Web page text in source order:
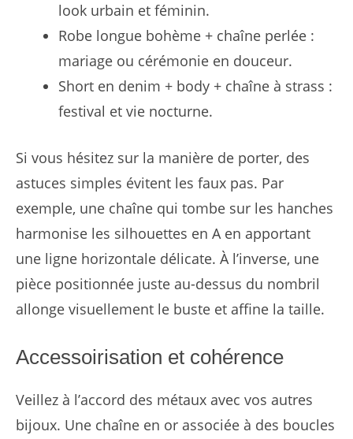
look urbain et féminin.
Robe longue bohème + chaîne perlée :
mariage ou cérémonie en douceur.
Short en denim + body + chaîne à strass :
festival et vie nocturne.
Si vous hésitez sur la manière de porter, des
astuces simples évitent les faux pas. Par
exemple, une chaîne qui tombe sur les hanches
harmonise les silhouettes en A en apportant
une ligne horizontale délicate. À l’inverse, une
pièce positionnée juste au-dessus du nombril
allonge visuellement le buste et affine la taille.
Accessoirisation et cohérence
Veillez à l’accord des métaux avec vos autres
bijoux. Une chaîne en or associée à des boucles